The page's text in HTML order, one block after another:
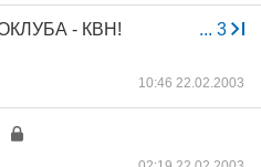
... 3
- КВН!
10:46 22.02.2003